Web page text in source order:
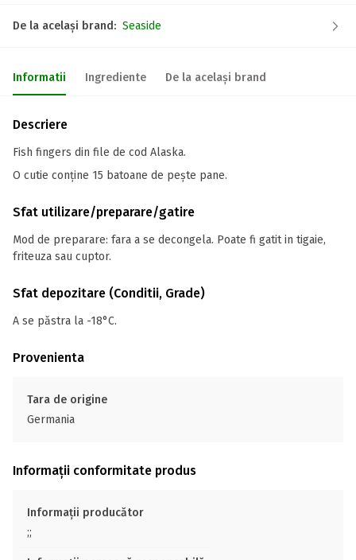
De la același brand: Seaside
Informatii Ingrediente De la același brand
Descriere
Fish fingers din file de cod Alaska.
O cutie conține 15 batoane de pește pane.
Sfat utilizare/preparare/gatire
Mod de preparare: fara a se decongela. Poate fi gatit in tigaie,
friteuza sau cuptor.
Sfat depozitare (Conditii, Grade)
A se păstra la -18°C.
Provenienta
Tara de origine
Germania
Informații conformitate produs
Informații producător
;;